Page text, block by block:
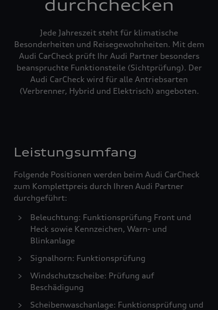
durchchecken
Jede Jahreszeit steht für klimatische
Besonderheiten und Reisegewohnheiten. Mit dem
Audi CarCheck prüft Ihr Audi Partner besonders
beanspruchte Funktionsteile (Sichtprüfung). Der
Audi CarCheck wird für alle Antriebsarten
(Verbrenner, Hybrid und Elektrisch) angeboten.
Leistungsumfang
Folgende Positionen werden beim Audi CarCheck
zum Komplettpreis durch Ihren Audi Partner
durchgeführt:
Beleuchtung: Funktionsprüfung Front und
Heck sowie Kennzeichen, Warn- und
Blinkanlage
Signalhorn: Funktionsprüfung
Windschutzscheibe: Prüfung auf
Beschädigung
Scheibenwaschanlage: Funktionsprüfung und